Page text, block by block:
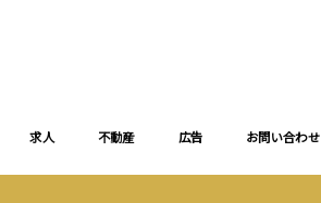
求人 不動産 広告 お問い合わせ